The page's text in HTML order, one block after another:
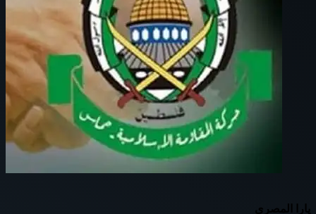
يارا المصري